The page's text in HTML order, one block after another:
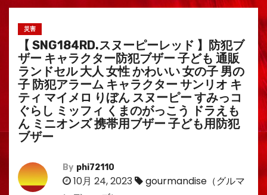
災害
【 SNG184RD.スヌーピーレッド 】防犯ブ
ザー キャラクター防犯ブザー 子ども 通販
ランドセル 大人 女性 かわいい 女の子 男の
子 防犯アラーム キャラクター サンリオ キ
ティ マイメロ りぼん スヌーピー すみっコ
ぐらし ミッフィ くまのがっこう ドラえも
ん ミニオンズ 携帯用ブザー 子ども用防犯
ブザー
By phi72110
10月 24, 2023
gourmandise（グルマ